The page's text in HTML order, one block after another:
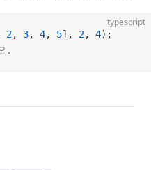
typescript
2, 3, 4, 5], 2, 4);
.